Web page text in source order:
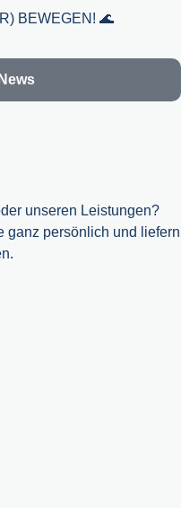
BEWEGEN! 🌊
unseren Leistungen?
ganz persönlich und liefern